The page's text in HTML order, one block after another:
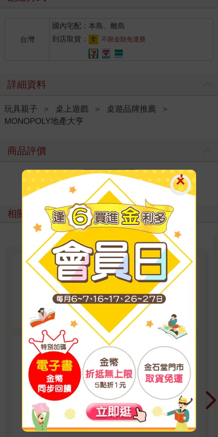
台灣
國內宅配：本島、離島
到店取貨：
不限金額免運費
詳細資料
玩具親子 ＞ 桌上遊戲 ＞ 桌遊品牌推薦
＞
MONOPOLY地產大亨
商品評價
寫評價
相關主題
過年闔家歡桌遊
過年大人小孩同樂，一起玩翻天！